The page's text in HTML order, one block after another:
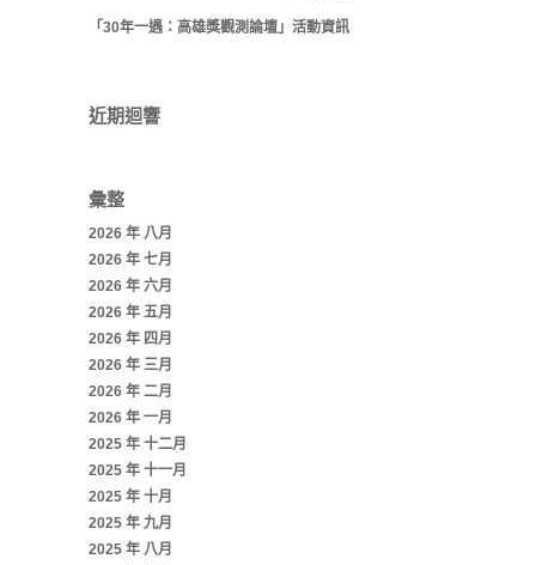
「30年一遇：高雄獎觀測論壇」活動資訊
近期迴響
彙整
2026 年 八月
2026 年 七月
2026 年 六月
2026 年 五月
2026 年 四月
2026 年 三月
2026 年 二月
2026 年 一月
2025 年 十二月
2025 年 十一月
2025 年 十月
2025 年 九月
2025 年 八月